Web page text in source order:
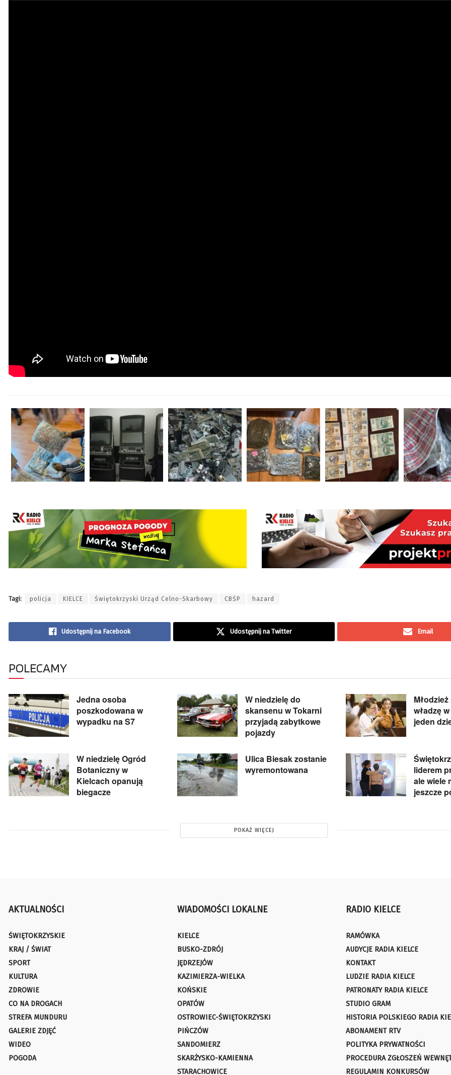
Tagi: policja KIELCE Świętokrzyski Urząd Celno-Skarbowy CBŚP hazard
Udostępnij na Facebook Udostępnij na Twitter Email
POLECAMY
Jedna osoba
poszkodowana w
wypadku na S7
W niedzielę do
skansenu w Tokarni
przyjadą zabytkowe
pojazdy
władzę
jeden
W niedzielę Ogród
Botaniczny w
Kielcach opanują
biegacze
Ulica Biesak zostanie
wyremontowana
liderem
ale wiele
jeszcze
POKAŻ WIĘCEJ
AKTUALNOŚCI
ŚWIĘTOKRZYSKIE
KRAJ / ŚWIAT
SPORT
KULTURA
ZDROWIE
CO NA DROGACH
STREFA MUNDURU
GALERIE ZDJĘĆ
WIDEO
POGODA
WIADOMOŚCI LOKALNE
KIELCE
BUSKO-ZDRÓJ
JĘDRZEJÓW
KAZIMIERZA-WIELKA
KOŃSKIE
OPATÓW
OSTROWIEC-ŚWIĘTOKRZYSKI
PIŃCZÓW
SANDOMIERZ
SKARŻYSKO-KAMIENNA
STARACHOWICE
RADIO KIELCE
RAMÓWKA
AUDYCJE RADIA KIELCE
KONTAKT
LUDZIE RADIA KIELCE
PATRONATY RADIA KIELCE
STUDIO GRAM
HISTORIA POLSKIEGO RADIA
ABONAMENT RTV
POLITYKA PRYWATNOŚCI
PROCEDURA ZGŁOSZEŃ
REGULAMIN KONKURSÓW